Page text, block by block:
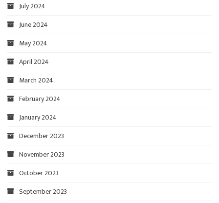
July 2024
June 2024
May 2024
April 2024
March 2024
February 2024
January 2024
December 2023
November 2023
October 2023
September 2023